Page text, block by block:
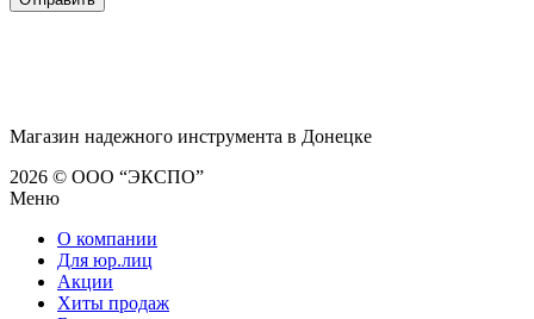
Магазин надежного инструмента в Донецке
2026 © ООО “ЭКСПО”
Меню
О компании
Для юр.лиц
Акции
Хиты продаж